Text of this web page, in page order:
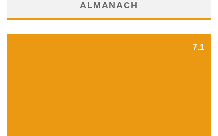
ALMANACH
7.1